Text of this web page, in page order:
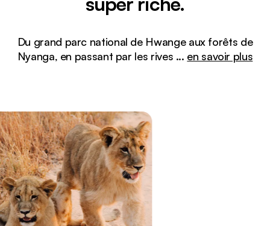
Du grand parc national de Hwange aux forêts de
Nyanga, en passant par les rives ... en savoir plus